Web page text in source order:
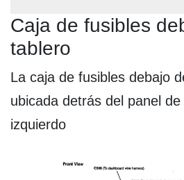
Caja de fusibles
tablero
La caja de fusibles debajo
ubicada detrás del panel
izquierdo